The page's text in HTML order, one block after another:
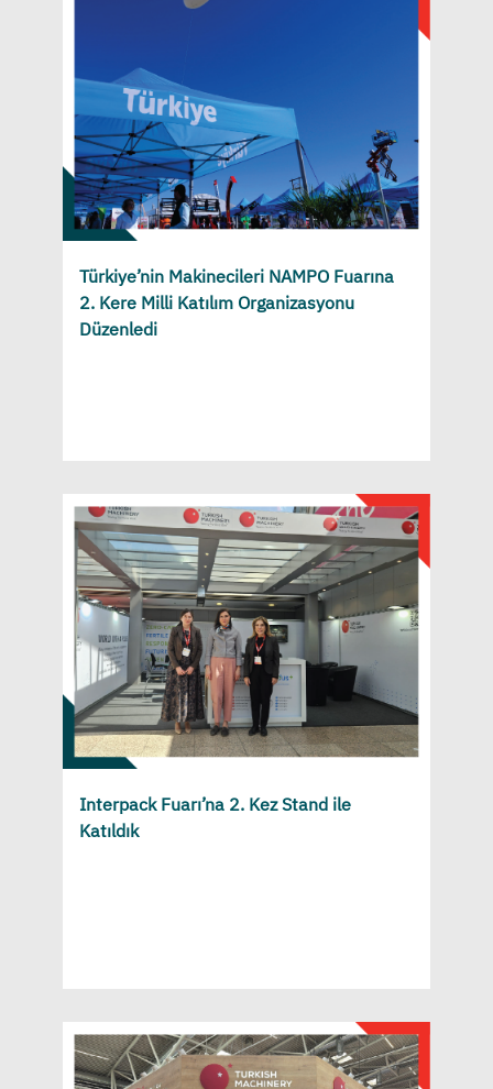
Türkiye’nin Makinecileri NAMPO Fuarına
2. Kere Milli Katılım Organizasyonu
Düzenledi
Interpack Fuarı’na 2. Kez Stand ile
Katıldık